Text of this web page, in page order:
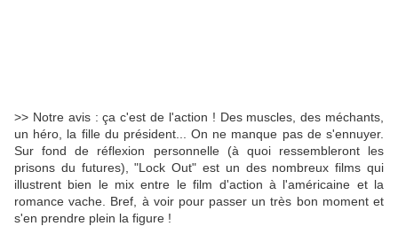
>> Notre avis : ça c'est de l'action ! Des muscles, des méchants,
un héro, la fille du président... On ne manque pas de s'ennuyer.
Sur fond de réflexion personnelle (à quoi ressembleront les
prisons du futures), "Lock Out" est un des nombreux films qui
illustrent bien le mix entre le film d'action à l'américaine et la
romance vache. Bref, à voir pour passer un très bon moment et
s'en prendre plein la figure !